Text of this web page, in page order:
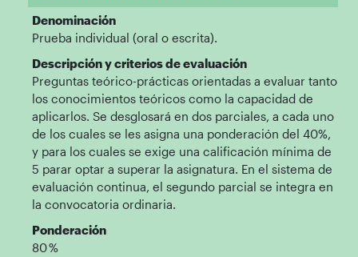
Denominación
Prueba individual (oral o escrita).
Descripción y criterios de evaluación
Preguntas teórico-prácticas orientadas a evaluar tanto
los conocimientos teóricos como la capacidad de
aplicarlos. Se desglosará en dos parciales, a cada uno
de los cuales se les asigna una ponderación del 40%,
y para los cuales se exige una calificación mínima de
5 parar optar a superar la asignatura. En el sistema de
evaluación continua, el segundo parcial se integra en
la convocatoria ordinaria.
Ponderación
80 %